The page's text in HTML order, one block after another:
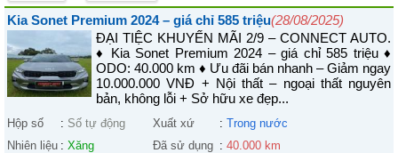
Kia Sonet Premium 2024 – giá chỉ 585 triệu(28/08/2025)
ĐẠI TIỆC KHUYẾN MÃI 2/9 – CONNECT AUTO.
♦ Kia Sonet Premium 2024 – giá chỉ 585 triệu ♦
ODO: 40.000 km ♦ Ưu đãi bán nhanh – Giảm ngay
10.000.000 VNĐ + Nội thất – ngoại thất nguyên
bản, không lỗi + Sở hữu xe đẹp...
Hộp số : Số tự động Xuất xứ : Trong nước
Nhiên liệu : Xăng Đã sử dụng : 40.000 km